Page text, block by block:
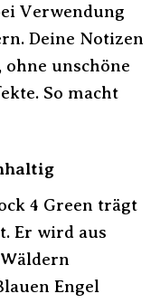
Verwendung
Deine Notizen
unschöne
So macht
4 Green trägt
Er wird aus
Engel